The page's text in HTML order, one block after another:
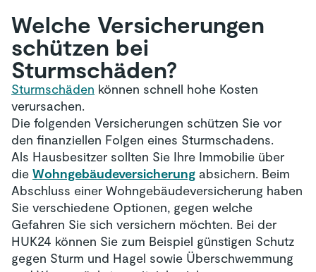
Welche Versicherungen
schützen bei
Sturmschäden?
Sturmschäden können schnell hohe Kosten
verursachen.
Die folgenden Versicherungen schützen Sie vor
den finanziellen Folgen eines Sturmschadens.
Als Hausbesitzer sollten Sie Ihre Immobilie über
die Wohngebäudeversicherung absichern. Beim
Abschluss einer Wohngebäudeversicherung haben
Sie verschiedene Optionen, gegen welche
Gefahren Sie sich versichern möchten. Bei der
HUK24 können Sie zum Beispiel günstigen Schutz
gegen Sturm und Hagel sowie Überschwemmung